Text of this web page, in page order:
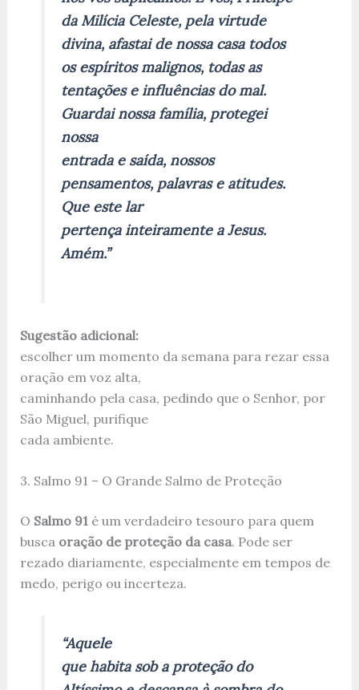
da Milícia Celeste, pela virtude
divina, afastai de nossa casa todos
os espíritos malignos, todas as
tentações e influências do mal.
Guardai nossa família, protegei
nossa
entrada e saída, nossos
pensamentos, palavras e atitudes.
Que este lar
pertença inteiramente a Jesus.
Amém.”
Sugestão adicional:
escolher um momento da semana para rezar essa
oração em voz alta,
caminhando pela casa, pedindo que o Senhor, por
São Miguel, purifique
cada ambiente.
3. Salmo 91 – O Grande Salmo de Proteção
O Salmo 91é um verdadeiro tesouro para quem
busca oração de proteção da casa. Pode ser
rezado diariamente, especialmente em tempos de
medo, perigo ou incerteza.
“Aquele
que habita sob a proteção do